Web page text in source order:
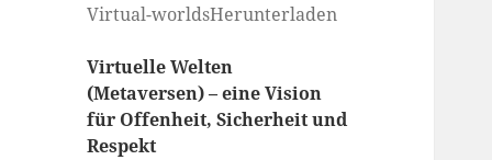
Virtual-worldsHerunterladen
Virtuelle Welten
(Metaversen) – eine Vision
für Offenheit, Sicherheit und
Respekt